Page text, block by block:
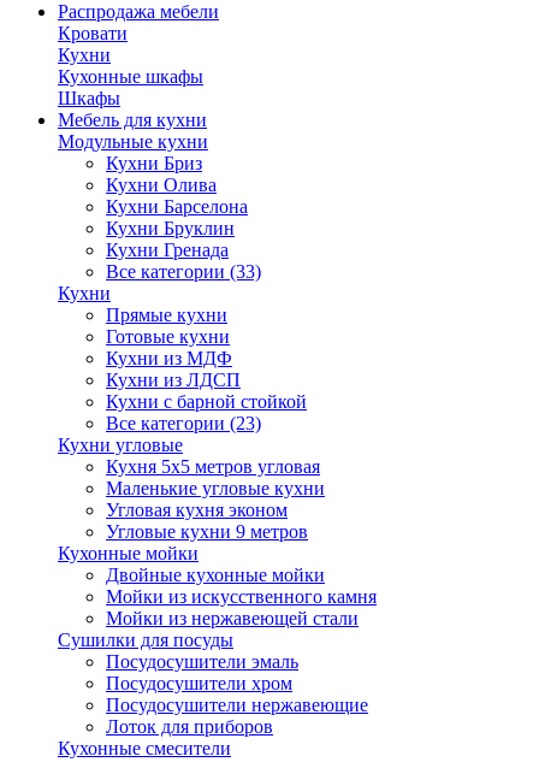
Распродажа мебели
Кровати
Кухни
Кухонные шкафы
Шкафы
Мебель для кухни
Модульные кухни
Кухни Бриз
Кухни Олива
Кухни Барселона
Кухни Бруклин
Кухни Гренада
Все категории (33)
Кухни
Прямые кухни
Готовые кухни
Кухни из МДФ
Кухни из ЛДСП
Кухни с барной стойкой
Все категории (23)
Кухни угловые
Кухня 5х5 метров угловая
Маленькие угловые кухни
Угловая кухня эконом
Угловые кухни 9 метров
Кухонные мойки
Двойные кухонные мойки
Мойки из искусственного камня
Мойки из нержавеющей стали
Сушилки для посуды
Посудосушители эмаль
Посудосушители хром
Посудосушители нержавеющие
Лоток для приборов
Кухонные смесители